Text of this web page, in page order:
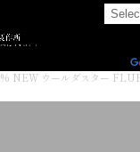
商品一覧
NEW ウールダスター